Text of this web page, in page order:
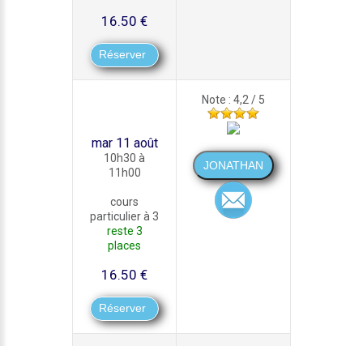
16.50 €
mar 11 août
10h30 à
11h00
cours
particulier à 3
reste 3
places
16.50 €
Note : 4,2 / 5